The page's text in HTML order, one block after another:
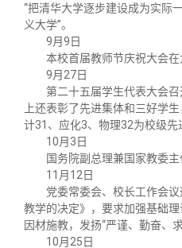
“把清华大学逐步建设成为实际
义大学”。
9月9日
本校首届教师节庆祝大会在
9月27日
第二十五届学生代表大会
上还表彰了先进集体和三好学
计31、应化3、物理32为校级先
10月3日
国务院副总理兼国家教委主
11月12日
党委常委会、校长工作会
教学的决定》，要求加强基础
因材施教，发扬“严谨、勤奋、
10月25日